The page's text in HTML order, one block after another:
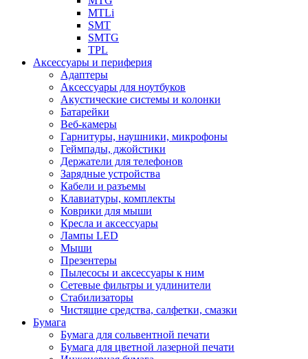
MTLi
SMT
SMTG
TPL
Аксессуары и периферия
Адаптеры
Аксессуары для ноутбуков
Акустические системы и колонки
Батарейки
Веб-камеры
Гарнитуры, наушники, микрофоны
Геймпады, джойстики
Держатели для телефонов
Зарядные устройства
Кабели и разъемы
Клавиатуры, комплекты
Коврики для мыши
Кресла и аксессуары
Лампы LED
Мыши
Презентеры
Пылесосы и аксессуары к ним
Сетевые фильтры и удлинители
Стабилизаторы
Чистящие средства, салфетки, смазки
Бумага
Бумага для сольвентной печати
Бумага для цветной лазерной печати